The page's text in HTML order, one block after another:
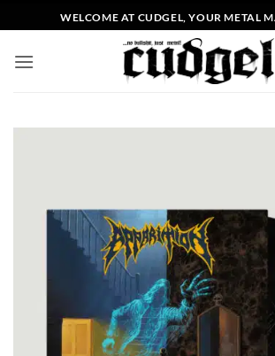
Inhalt
springen
WELCOME AT CUDGEL, YOUR METAL